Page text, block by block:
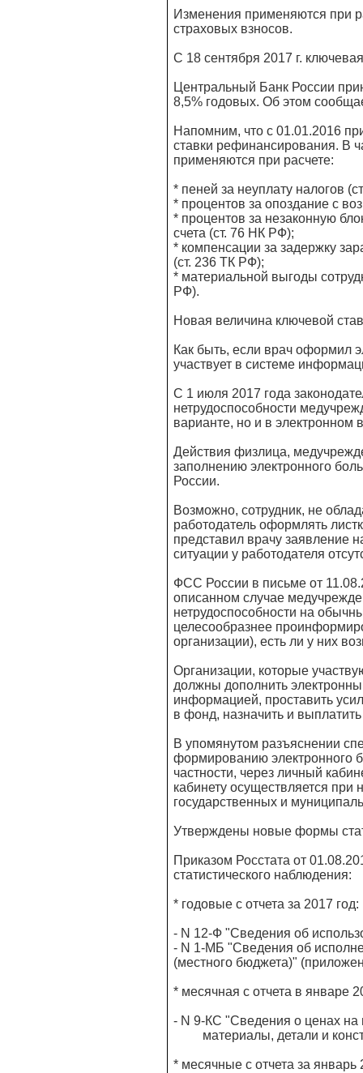
Изменения применяются при
страховых взносов.
С 18 сентября 2017 г.
Центральный Банк России
8,5% годовых. Об этом
Напомним, что с 01.01.2016
ставки рефинансирования. В
применяются при расчете:
* пеней за неуплату налогов
* процентов за опоздание с
* процентов за незаконную
счета (ст. 76 НК РФ);
* компенсации за задержку
(ст. 236 ТК РФ);
* материальной выгоды
РФ).
Новая величина ключевой
Как быть, если врач оформил
участвует в системе
С 1 июля 2017 года
нетрудоспособности
варианте, но и в электронном
Действия физлица,
заполнению электронного
России.
Возможно, сотрудник, не
работодатель оформлять
представил врачу заявление
ситуации у работодателя
ФСС России в письме от
описанном случае
нетрудоспособности на
целесообразнее
организации), есть ли у них
Организации, которые
должны дополнить
информацией, проставить
в фонд, назначить и
В упомянутом разъяснении
формированию электронного
частности, через личный
кабинету осуществляется при
государственных и
Утверждены новые формы
Приказом Росстата от
статистического наблюдения:
* годовые с отчета за 2017 год:
- N 12-Ф "Сведения об
- N 1-МБ "Сведения об
(местного бюджета)"
* месячная с отчета в январе
- N 9-КС "Сведения о ценах на
материалы, детали и
* месячные с отчета за январь